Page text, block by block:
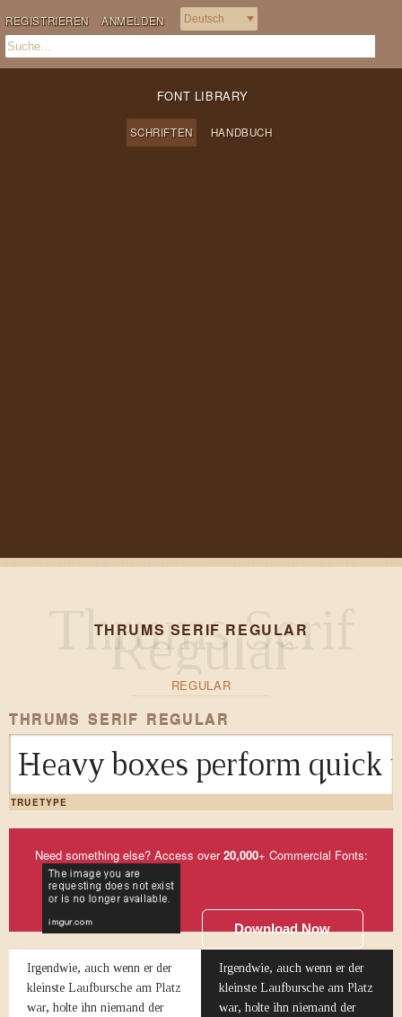
REGISTRIEREN ANMELDEN
FONT LIBRARY
SCHRIFTEN HANDBUCH
THRUMS SERIF REGULAR
REGULAR
THRUMS SERIF REGULAR
Heavy boxes perform quick
TRUETYPE
Need something else? Access over20,000+ Commercial Fonts:
Download Now
Irgendwie, auch wenn er der
kleinste Laufbursche am Platz
war, holte ihn niemand der
Irgendwie, auch wenn er der
kleinste Laufbursche am Platz
war, holte ihn niemand der